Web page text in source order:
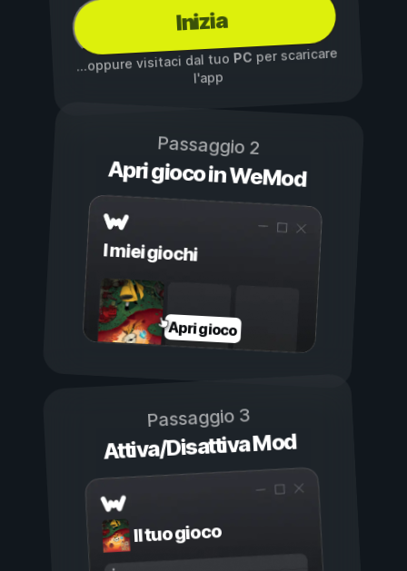
Inizia
...oppure visitaci dal tuoPC per scaricare
l'app
Passaggio 2
Apri gioco in WeMod
I miei giochi
Apri gioco
Passaggio 3
Attiva/Disattiva Mod
Il tuo gioco